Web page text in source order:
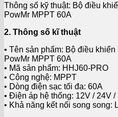
Thông số kỹ thuật: Bộ điều
PowMr MPPT 60A
2. Thông số kĩ thuật
• Tên sản phẩm: Bộ điều
PowMr MPPT 60A
• Mã sản phẩm: HHJ60-PRO
• Công nghệ: MPPT
• Dòng điện sạc tối đa: 60A
• Điện áp hệ thống: 12V / 24V /
• Khả năng kết nối song song: